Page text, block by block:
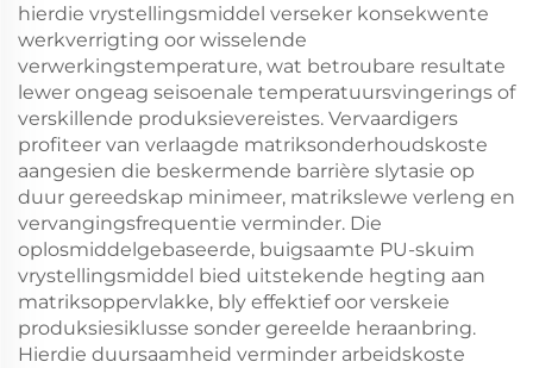
hierdie vrystellingsmiddel verseker konsekwente
werkverrigting oor wisselende
verwerkingstemperature, wat betroubare resultate
lewer ongeag seisoenale temperatuursvingerings of
verskillende produksievereistes. Vervaardigers
profiteer van verlaagde matriksonderhoudskoste
aangesien die beskermende barrière slytasie op
duur gereedskap minimeer, matrikslewe verleng en
vervangingsfrequentie verminder. Die
oplosmiddelgebaseerde, buigsaamte PU-skuim
vrystellingsmiddel bied uitstekende hegting aan
matriksoppervlakke, bly effektief oor verskeie
produksiesiklusse sonder gereelde heraanbring.
Hierdie duursaamheid verminder arbeidskoste